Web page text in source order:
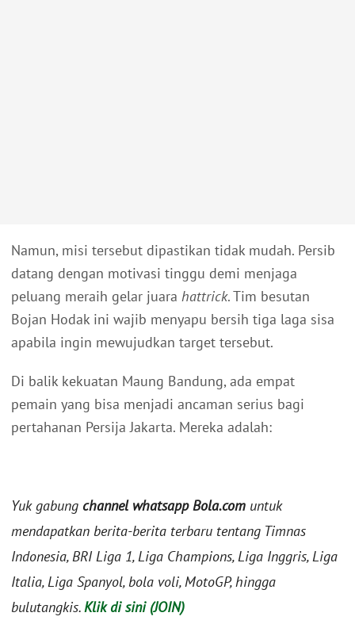
Namun, misi tersebut dipastikan tidak mudah. Persib
datang dengan motivasi tinggu demi menjaga
peluang meraih gelar juara hattrick. Tim besutan
Bojan Hodak ini wajib menyapu bersih tiga laga sisa
apabila ingin mewujudkan target tersebut.
Di balik kekuatan Maung Bandung, ada empat
pemain yang bisa menjadi ancaman serius bagi
pertahanan Persija Jakarta. Mereka adalah:
Yuk gabung channel whatsapp Bola.com untuk
mendapatkan berita-berita terbaru tentang Timnas
Indonesia, BRI Liga 1, Liga Champions, Liga Inggris, Liga
Italia, Liga Spanyol, bola voli, MotoGP, hingga
bulutangkis.Klik di sini (JOIN)